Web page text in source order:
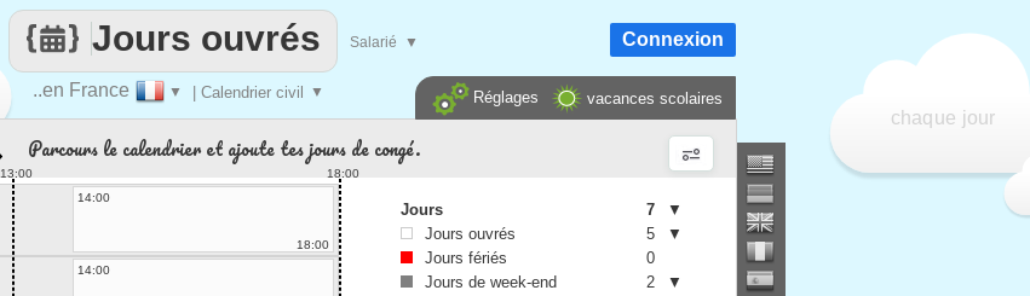
chaque jour
..en France ▼ | Calendrier civil ▼
Jours ouvrés Salarié ▼ Connexion
vacances scolaires
Réglages
Parcours le calendrier et ajoute tes jours de congé.
13:00 18:00
14:00
18:00
14:00
Jours 7
▼
Jours ouvrés
5
▼
Jours fériés
0
Jours de week-end
2
▼